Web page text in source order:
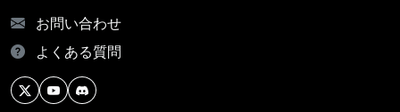
お問い合わせ
よくある質問